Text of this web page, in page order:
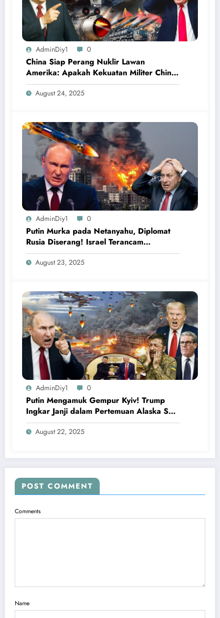
AdminDiy1 0
China Siap Perang Nuklir Lawan
Amerika: Apakah Kekuatan Militer China
Mampu Mengalahkan AS?
August 24, 2025
AdminDiy1 0
Putin Murka pada Netanyahu, Diplomat
Rusia Diserang! Israel Terancam
Dihancurkan Rusia
August 23, 2025
AdminDiy1 0
Putin Mengamuk Gempur Kyiv! Trump
Ingkar Janji dalam Pertemuan Alaska Soal
Ukraina
August 22, 2025
POST COMMENT
Comments
Name